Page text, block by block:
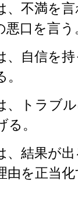
、不満を
口を言う
、自信を
、トラブ
。
、結果が
を正当化